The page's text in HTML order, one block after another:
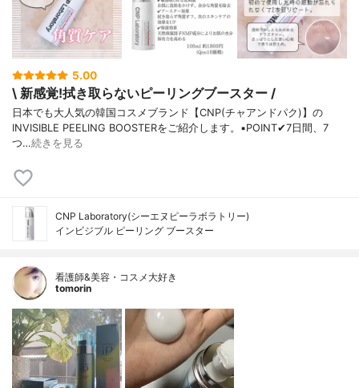
5.00
\ 新感覚!拭き取らないピーリングブースター /
日本でも大人気の韓国コスメブランド【CNP(チャアンドパク)】の
INVISIBLE PEELING BOOSTERをご紹介します。▪️POINT✔︎7日間、7
つ…続きを見る
CNP Laboratory(シーエヌピーラボラトリー)
インビジブル ピーリング ブースター
看護師&美容・コスメ大好き
tomorin